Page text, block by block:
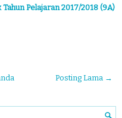
Pelajaran 2017/2018 (9A)
Posting Lama →